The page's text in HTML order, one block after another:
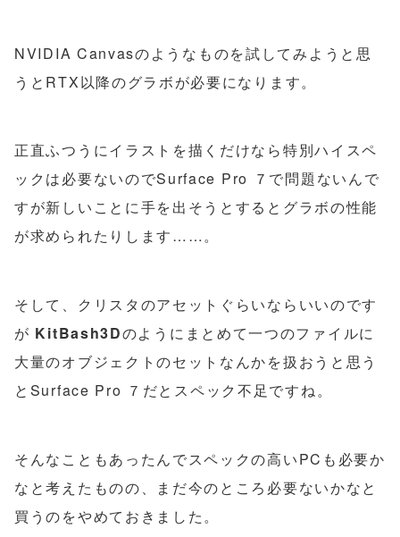
NVIDIA Canvasのようなものを試してみようと思
うとRTX以降のグラボが必要になります。
正直ふつうにイラストを描くだけなら特別ハイスペ
ックは必要ないのでSurface Pro ７で問題ないんで
すが新しいことに手を出そうとするとグラボの性能
が求められたりします……。
そして、クリスタのアセットぐらいならいいのです
が KitBash3Dのようにまとめて一つのファイルに
大量のオブジェクトのセットなんかを扱おうと思う
とSurface Pro ７だとスペック不足ですね。
そんなこともあったんでスペックの高いPCも必要か
なと考えたものの、まだ今のところ必要ないかなと
買うのをやめておきました。